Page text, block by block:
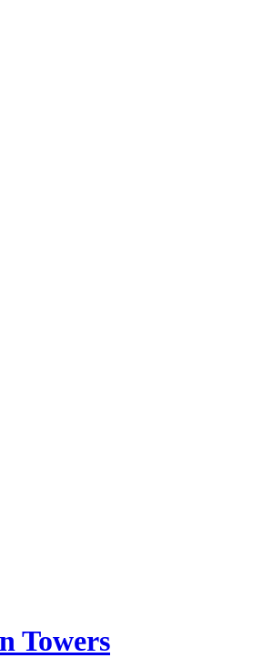
Towers